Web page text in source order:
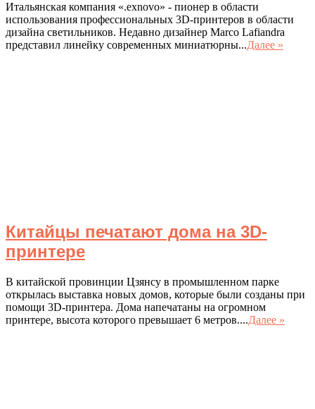
Итальянская компания «.exnovo» - пионер в области
использования профессиональных 3D-принтеров в области
дизайна светильников. Недавно дизайнер Marco Lafiandra
представил линейку современных миниатюрны...Далее »
Китайцы печатают дома на 3D-
принтере
В китайской провинции Цзянсу в промышленном парке
открылась выставка новых домов, которые были созданы при
помощи 3D-принтера. Дома напечатаны на огромном
принтере, высота которого превышает 6 метров....Далее »